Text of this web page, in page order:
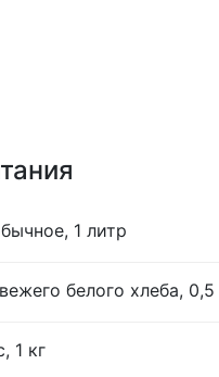
1 литр
белого хлеба, 0,5
1 кг